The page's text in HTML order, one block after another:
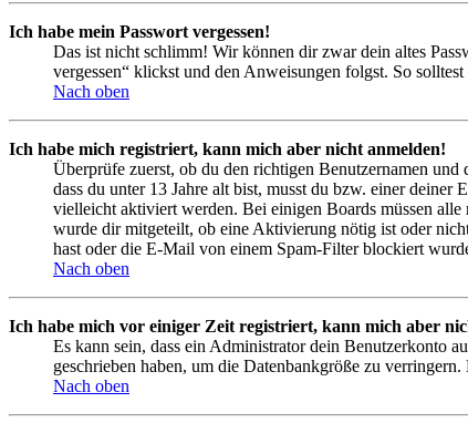
Ich habe mein Passwort vergessen!
Das ist nicht schlimm! Wir können dir zwar dein altes
vergessen“ klickst und den Anweisungen folgst. So
Nach oben
Ich habe mich registriert, kann mich aber nicht anmelden!
Überprüfe zuerst, ob du den richtigen Benutzernamen
dass du unter 13 Jahre alt bist, musst du bzw. einer
vielleicht aktiviert werden. Bei einigen Boards müssen
wurde dir mitgeteilt, ob eine Aktivierung nötig ist oder
hast oder die E-Mail von einem Spam-Filter blockiert
Nach oben
Ich habe mich vor einiger Zeit registriert, kann mich aber
Es kann sein, dass ein Administrator dein Benutzerkonto
geschrieben haben, um die Datenbankgröße zu
Nach oben